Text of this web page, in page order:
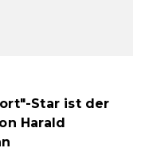
Star ist der
Harald